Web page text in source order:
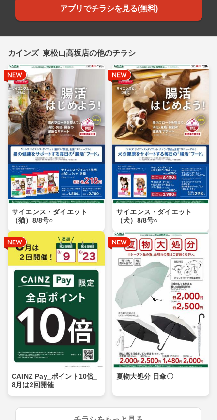
アプリでチラシを見る(無料)
カインズ 東松山高坂店の他のチラシ
サイエンス・ダイエット
（猫）8/8号○
サイエンス・ダイエット
（犬）8/8号○
CAINZ Pay_ポイント10倍_
8月は2回開催
夏物大処分 日傘〇